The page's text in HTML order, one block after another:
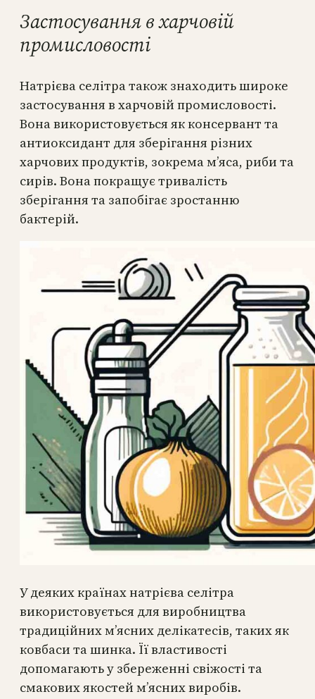
Застосування в харчовій
промисловості
Натрієва селітра також знаходить широке
застосування в харчовій промисловості.
Вона використовується як консервант та
антиоксидант для зберігання різних
харчових продуктів, зокрема м’яса, риби та
сирів. Вона покращує тривалість
зберігання та запобігає зростанню
бактерій.
У деяких країнах натрієва селітра
використовується для виробництва
традиційних м’ясних делікатесів, таких як
ковбаси та шинка. Її властивості
допомагають у збереженні свіжості та
смакових якостей м’ясних виробів.